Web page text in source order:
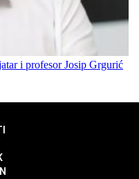
i profesor Josip Grgurić